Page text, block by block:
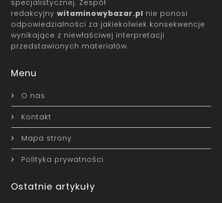
specjalistycznej. Zespół
redakcyjnywitaminowybazar.pl nie ponosi
odpowiedzialności za jakiekolwiek konsekwencje
wynikające z niewłaściwej interpretacji
przedstawionych materiałów.
Menu
O nas
Kontakt
Mapa strony
Polityka prywatności
Ostatnie artykuły